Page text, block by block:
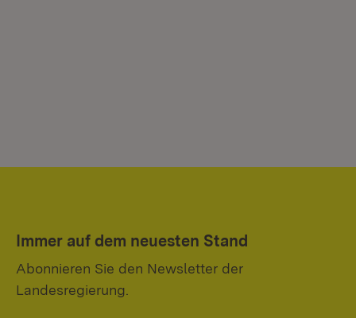
Immer auf dem neuesten Stand
Abonnieren Sie den Newsletter der
Landesregierung.